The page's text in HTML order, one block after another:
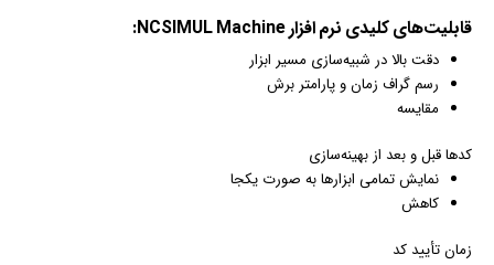
قابلیت‌‌های کلیدی نرم افزار
دقت بالا در شبیه‌سازی مسیر ابزار
رسم گراف زمان و پارامتر برش
مقایسه
کدها قبل و بعد از بهینه‌سازی
نمایش تمامی ابزارها به صورت یکجا
کاهش
زمان تأیید کد